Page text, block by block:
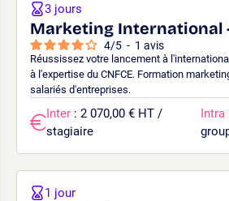
Marketing International
4/5 - 1 avis
Réussissez votre lancement à
à l'expertise du CNFCE. Formation
salariés d'entreprises.
3 jours
Inter : 2 070,00 € HT /
stagiaire
Intra
1 jour